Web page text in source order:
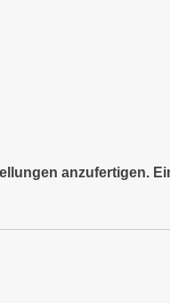
anzufertigen.